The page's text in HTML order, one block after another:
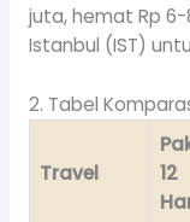
juta, hemat Rp
Istanbul (IST)
2. Tabel
Travel
12